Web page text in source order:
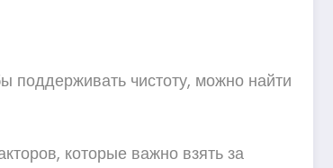
поддерживать чистоту, можно найти
которые важно взять за